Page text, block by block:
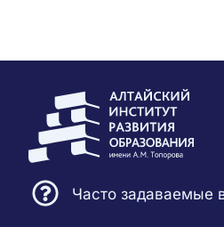
Часто задаваемые